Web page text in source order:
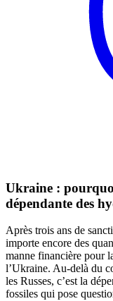
Ukraine :
dépendante des
Après trois ans de
importe encore des
manne financière pour
l’Ukraine. Au-delà du
les Russes, c’est la
fossiles qui pose